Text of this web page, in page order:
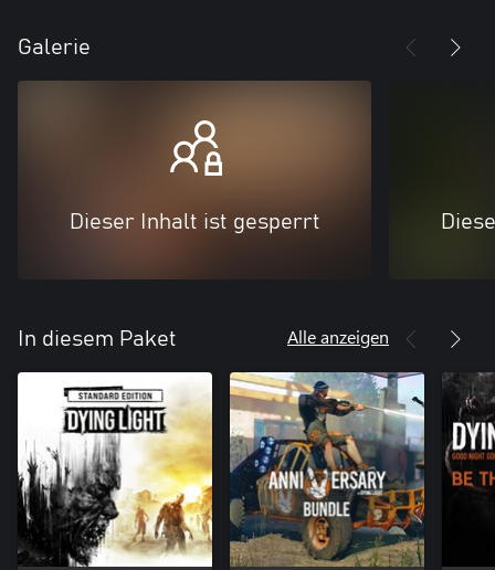
Galerie
Dieser Inhalt ist gesperrt
In diesem Paket Alle anzeigen